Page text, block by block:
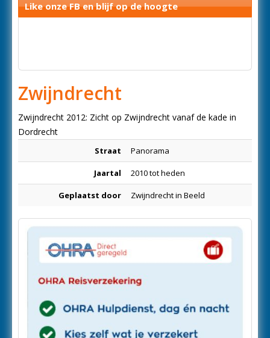
Like onze FB en blijf op de hoogte
Zwijndrecht
Zwijndrecht 2012: Zicht op Zwijndrecht vanaf de kade in
Dordrecht
Straat Panorama
Jaartal 2010 tot heden
Geplaatst door Zwijndrecht in Beeld